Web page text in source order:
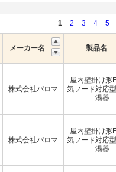
1
2 3 4 5
メーカー名 製品名
株式会社パロマ
屋内壁掛け形
気フード対応
湯器
株式会社パロマ
屋内壁掛け形
気フード対応
湯器